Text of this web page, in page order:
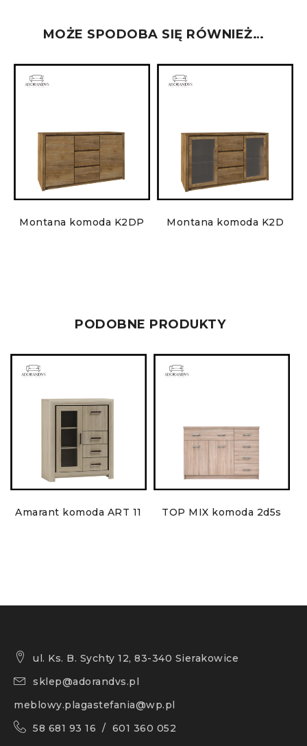
MOŻE SPODOBA SIĘ RÓWNIEŻ…
Montana komoda K2DP Montana komoda K2D
PODOBNE PRODUKTY
Amarant komoda ART 11 TOP MIX komoda 2d5s
ul. Ks. B. Sychty 12, 83-340 Sierakowice
sklep@adorandvs.pl
meblowy.plagastefania@wp.pl
58 681 93 16 / 601 360 052